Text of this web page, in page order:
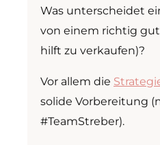
Was unterscheidet
von einem richtig
hilft zu verkaufen)?
Vor allem die
solide Vorbereitung
#TeamStreber).